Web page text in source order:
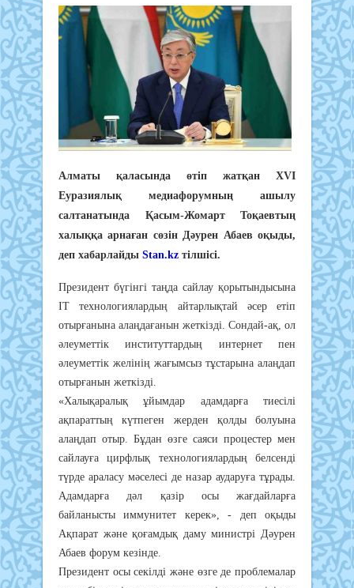
Алматы қаласында өтіп жатқан XVI
Еуразиялық медиафорумның ашылу
салтанатында Қасым-Жомарт Тоқаевтың
халыққа арнаған сөзін Дәурен Абаев оқыды,
деп хабарлайды Stan.kz тілшісі.
Президент бүгінгі таңда сайлау қорытындысына
IT технологиялардың айтарлықтай әсер етіп
отырғанына алаңдағанын жеткізді. Сондай-ақ, ол
әлеуметтік институттардың интернет пен
әлеуметтік желінің жағымсыз тұстарына алаңдап
отырғанын жеткізді.
«Халықаралық ұйымдар адамдарға тиесілі
ақпараттың күтпеген жерден қолды болуына
алаңдап отыр. Бұдан өзге саяси процестер мен
сайлауға цирфлық технологиялардың белсенді
түрде араласу мәселесі де назар аударуға тұрады.
Адамдарға дәл қазір осы жағдайларға
байланысты иммунитет керек», - деп оқыды
Ақпарат және қоғамдық даму министрі Дәурен
Абаев форум кезінде.
Президент осы секілді және өзге де проблемалар